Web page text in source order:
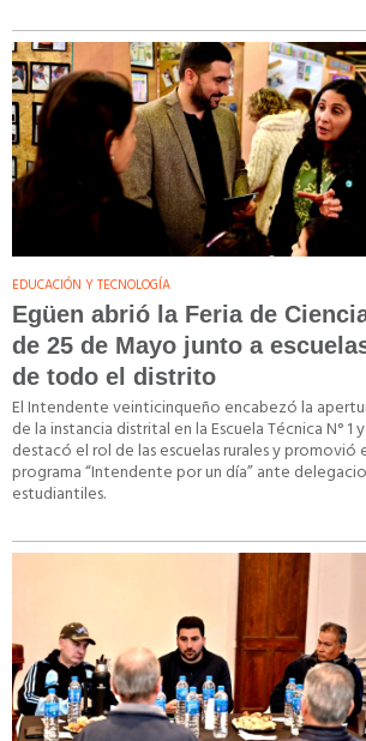
EDUCACIÓN Y TECNOLOGÍA
Egüen abrió la Feria de
de 25 de Mayo junto a
de todo el distrito
El Intendente veinticinqueño encabezó la
de la instancia distrital en la Escuela Técnica N° 1 y
destacó el rol de las escuelas rurales y promovió
programa “Intendente por un día” ante
estudiantiles.